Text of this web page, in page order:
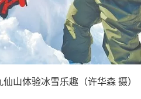
山体验冰雪乐趣（许华森 摄）